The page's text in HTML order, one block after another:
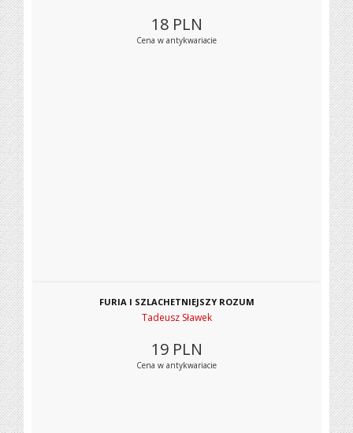
18 PLN
Cena w antykwariacie
FURIA I SZLACHETNIEJSZY ROZUM
Tadeusz Sławek
19 PLN
Cena w antykwariacie